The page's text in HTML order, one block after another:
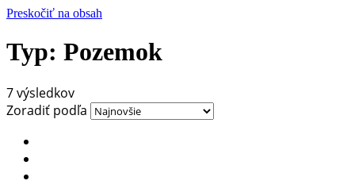
Preskočiť na obsah
Typ: Pozemok
7 výsledkov
Zoradiť podľa